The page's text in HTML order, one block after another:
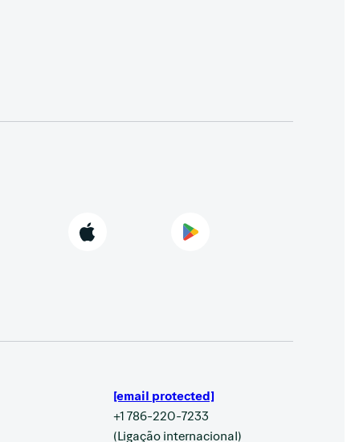
[email protected]
+1 786-220-7233
(Ligação internacional)